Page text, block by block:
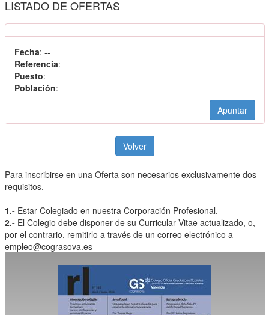
LISTADO DE OFERTAS
Fecha: --
Referencia:
Puesto:
Población:
Apuntar
Volver
Para inscribirse en una Oferta son necesarios exclusivamente dos
requisitos.
1.-Estar Colegiado en nuestra Corporación Profesional.
2.-El Colegio debe disponer de su Curricular Vitae actualizado, o,
por el contrario, remitirlo a través de un correo electrónico a
empleo@cograsova.es